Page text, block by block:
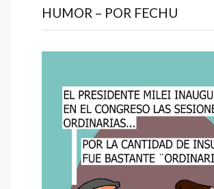
HUMOR – POR FECHU